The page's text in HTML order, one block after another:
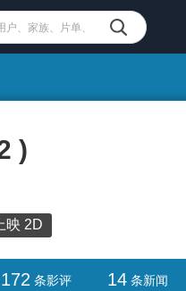
)
上映 2D
172 条影评 14条新闻